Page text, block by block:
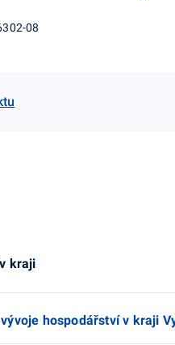
08
kraji
hospodářství v kraji